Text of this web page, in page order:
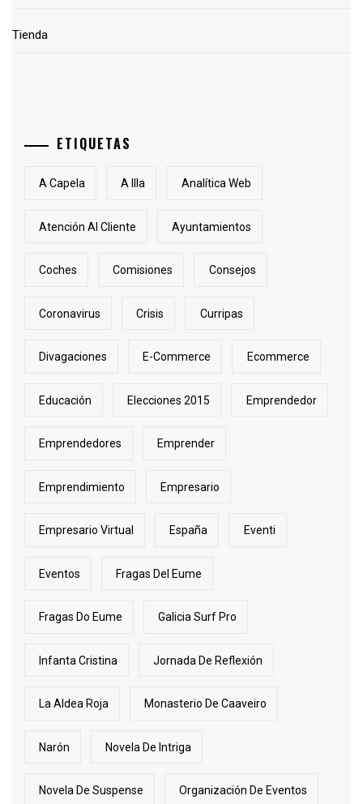
Tienda
ETIQUETAS
A Capela A Illa Analítica Web
Atención Al Cliente Ayuntamientos
Coches Comisiones Consejos
Coronavirus Crisis Curripas
Divagaciones E-Commerce Ecommerce
Educación Elecciones 2015 Emprendedor
Emprendedores Emprender
Emprendimiento Empresario
Empresario Virtual España Eventi
Eventos Fragas Del Eume
Fragas Do Eume Galicia Surf Pro
Infanta Cristina Jornada De Reflexión
La Aldea Roja Monasterio De Caaveiro
Narón Novela De Intriga
Novela De Suspense Organización De Eventos